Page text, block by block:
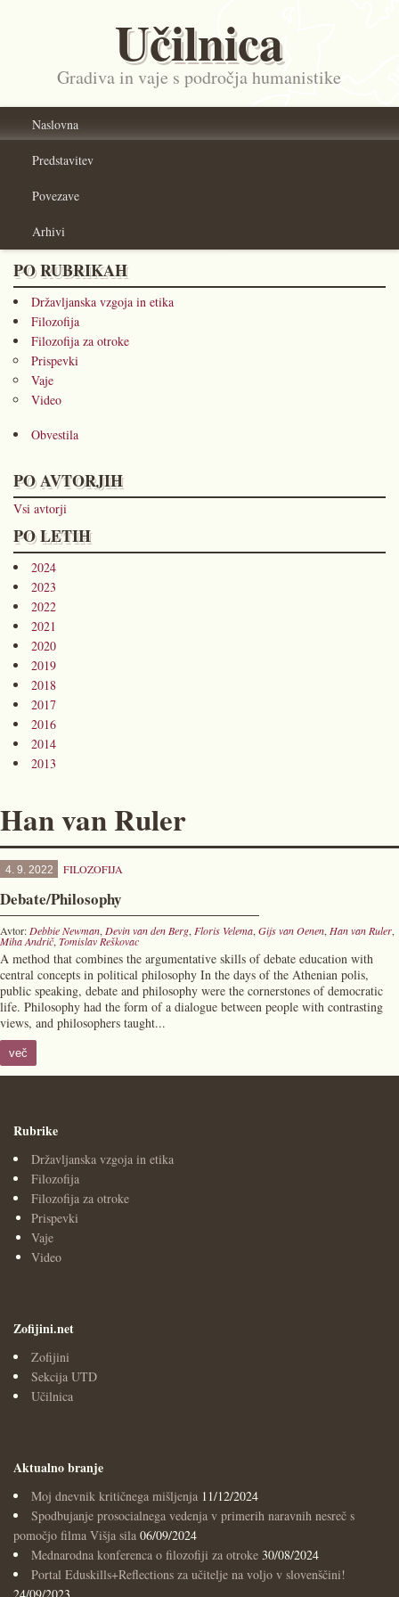
Učilnica
Gradiva in vaje s področja humanistike
Naslovna
Predstavitev
Povezave
Arhivi
PO RUBRIKAH
Državljanska vzgoja in etika
Filozofija
Filozofija za otroke
Prispevki
Vaje
Video
Obvestila
PO AVTORJIH
Vsi avtorji
PO LETIH
2024
2023
2022
2021
2020
2019
2018
2017
2016
2014
2013
Han van Ruler
4. 9. 2022 FILOZOFIJA
Debate/Philosophy
Avtor: Debbie Newman, Devin van den Berg, Floris Velema, Gijs van Oenen, Han van Ruler,
Miha Andrič, Tomislav Reškovac
A method that combines the argumentative skills of debate education with
central concepts in political philosophy In the days of the Athenian polis,
public speaking, debate and philosophy were the cornerstones of democratic
life. Philosophy had the form of a dialogue between people with contrasting
views, and philosophers taught...
več
Rubrike
Državljanska vzgoja in etika
Filozofija
Filozofija za otroke
Prispevki
Vaje
Video
Zofijini.net
Zofijini
Sekcija UTD
Učilnica
Aktualno branje
Moj dnevnik kritičnega mišljenja 11/12/2024
Spodbujanje prosocialnega vedenja v primerih naravnih nesreč s
pomočjo filma Višja sila 06/09/2024
Mednarodna konferenca o filozofiji za otroke 30/08/2024
Portal Eduskills+Reflections za učitelje na voljo v slovenščini!